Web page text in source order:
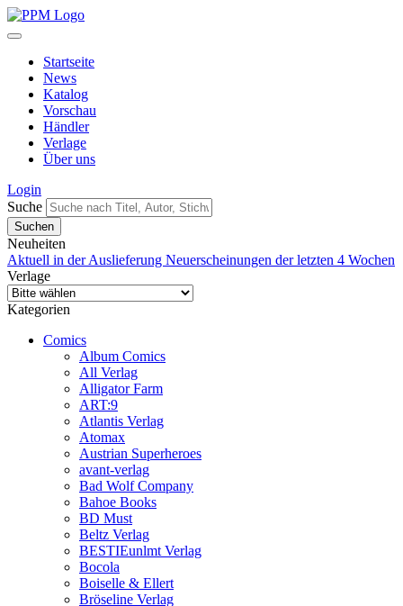
Startseite
News
Katalog
Vorschau
Händler
Verlage
Über uns
Login
Suche
Neuheiten
Aktuell in der Auslieferung Neuerscheinungen der letzten 4 Wochen
Verlage
Kategorien
Comics
Album Comics
All Verlag
Alligator Farm
ART:9
Atlantis Verlag
Atomax
Austrian Superheroes
avant-verlag
Bad Wolf Company
Bahoe Books
BD Must
Beltz Verlag
BESTIEunlmt Verlag
Bocola
Boiselle & Ellert
Bröseline Verlag